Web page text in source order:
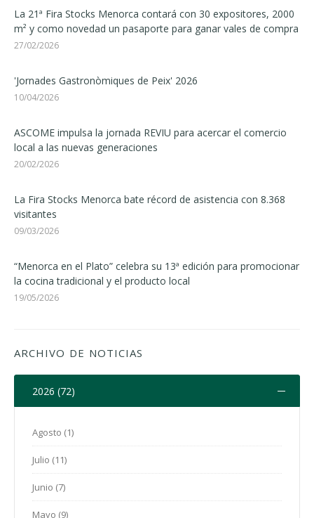
La 21ª Fira Stocks Menorca contará con 30 expositores, 2000
m² y como novedad un pasaporte para ganar vales de compra
27/02/2026
'Jornades Gastronòmiques de Peix' 2026
10/04/2026
ASCOME impulsa la jornada REVIU para acercar el comercio
local a las nuevas generaciones
20/02/2026
La Fira Stocks Menorca bate récord de asistencia con 8.368
visitantes
09/03/2026
“Menorca en el Plato” celebra su 13ª edición para promocionar
la cocina tradicional y el producto local
19/05/2026
ARCHIVO DE NOTICIAS
2026 (72)
Agosto (1)
Julio (11)
Junio (7)
Mayo (9)